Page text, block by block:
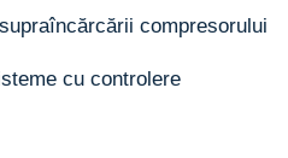
compresorului
cu controlere